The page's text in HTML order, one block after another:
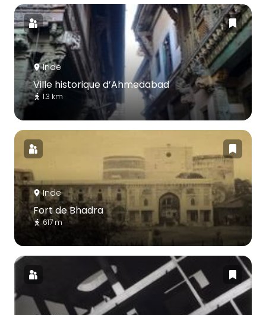
Inde
Ville historique d’Ahmedabad
1.3 km
Inde
Fort de Bhadra
617 m